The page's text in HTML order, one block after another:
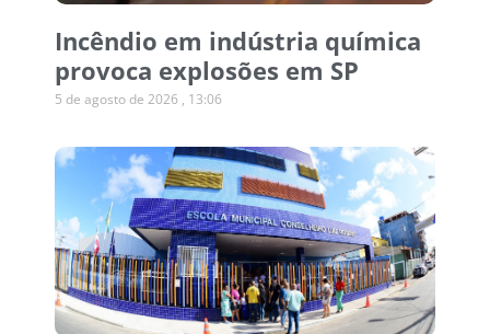
Incêndio em indústria química
provoca explosões em SP
5 de agosto de 2026 13:06